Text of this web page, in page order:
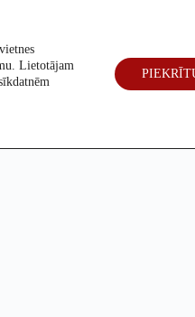
Vēlēšanas 2026
Lietotājam